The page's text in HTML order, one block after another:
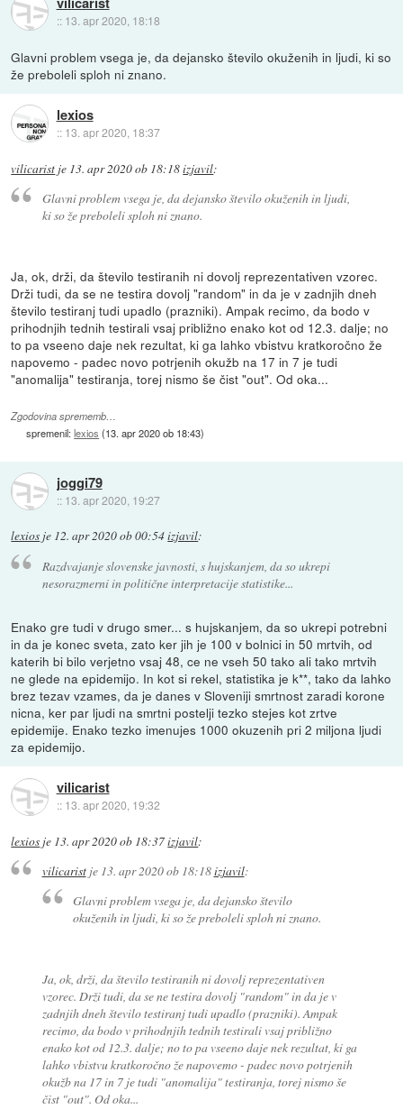
:: 13. apr 2020, 18:18
Glavni problem vsega je, da dejansko število okuženih in ljudi, ki so
že preboleli sploh ni znano.
lexios
:: 13. apr 2020, 18:37
vilicarist je 13. apr 2020 ob 18:18izjavil:
Glavni problem vsega je, da dejansko število okuženih in ljudi,
ki so že preboleli sploh ni znano.
Ja, ok, drži, da število testiranih ni dovolj reprezentativen vzorec.
Drži tudi, da se ne testira dovolj "random" in da je v zadnjih dneh
število testiranj tudi upadlo (prazniki). Ampak recimo, da bodo v
prihodnjih tednih testirali vsaj približno enako kot od 12.3. dalje; no
to pa vseeno daje nek rezultat, ki ga lahko vbistvu kratkoročno že
napovemo - padec novo potrjenih okužb na 17 in 7 je tudi
"anomalija" testiranja, torej nismo še čist "out". Od oka...
Zgodovina sprememb…
spremenil:lexios (13. apr 2020 ob 18:43)
joggi79
:: 13. apr 2020, 19:27
lexios je 12. apr 2020 ob 00:54izjavil:
Razdvajanje slovenske javnosti, s hujskanjem, da so ukrepi
nesorazmerni in politične interpretacije statistike...
Enako gre tudi v drugo smer... s hujskanjem, da so ukrepi potrebni
in da je konec sveta, zato ker jih je 100 v bolnici in 50 mrtvih, od
katerih bi bilo verjetno vsaj 48, ce ne vseh 50 tako ali tako mrtvih
ne glede na epidemijo. In kot si rekel, statistika je k**, tako da lahko
brez tezav vzames, da je danes v Sloveniji smrtnost zaradi korone
nicna, ker par ljudi na smrtni postelji tezko stejes kot zrtve
epidemije. Enako tezko imenujes 1000 okuzenih pri 2 miljona ljudi
za epidemijo.
vilicarist
:: 13. apr 2020, 19:32
lexios je 13. apr 2020 ob 18:37izjavil:
vilicaristje 13. apr 2020 ob 18:18izjavil:
Glavni problem vsega je, da dejansko število
okuženih in ljudi, ki so že preboleli sploh ni znano.
Ja, ok, drži, da število testiranih ni dovolj reprezentativen
vzorec. Drži tudi, da se ne testira dovolj "random" in da je v
zadnjih dneh število testiranj tudi upadlo (prazniki). Ampak
recimo, da bodo v prihodnjih tednih testirali vsaj približno
enako kot od 12.3. dalje; no to pa vseeno daje nek rezultat, ki ga
lahko vbistvu kratkoročno že napovemo - padec novo potrjenih
okužb na 17 in 7 je tudi "anomalija" testiranja, torej nismo še
čist "out". Od oka...